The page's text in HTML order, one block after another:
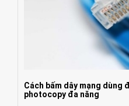
Cách bấm dây mạng dùng
photocopy đa năng